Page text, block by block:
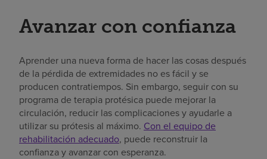
Avanzar con confianza
Aprender una nueva forma de hacer las cosas después
de la pérdida de extremidades no es fácil y se
producen contratiempos. Sin embargo, seguir con su
programa de terapia protésica puede mejorar la
circulación, reducir las complicaciones y ayudarle a
utilizar su prótesis al máximo. Con el equipo de
rehabilitación adecuado, puede reconstruir la
confianza y avanzar con esperanza.